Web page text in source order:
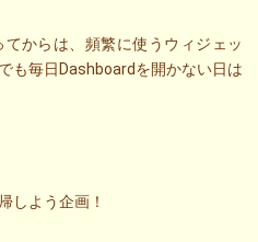
からは、頻繁に使うウィジェッ
も毎日Dashboardを開かない日は
しよう企画！